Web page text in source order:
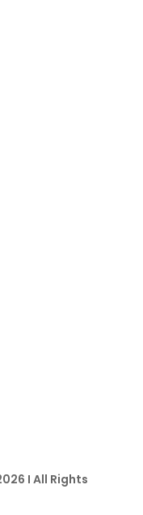
I All Rights